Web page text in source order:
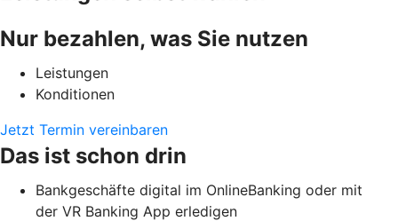
Nur bezahlen, was Sie nutzen
Leistungen
Konditionen
Jetzt Termin vereinbaren
Das ist schon drin
Bankgeschäfte digital im OnlineBanking oder mit
der VR Banking App erledigen